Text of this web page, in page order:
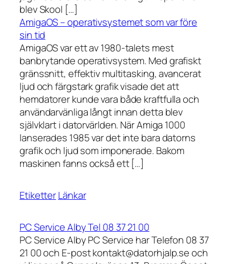
blev Skool […]
AmigaOS – operativsystemet som var före
sin tid
AmigaOS var ett av 1980-talets mest
banbrytande operativsystem. Med grafiskt
gränssnitt, effektiv multitasking, avancerat
ljud och färgstark grafik visade det att
hemdatorer kunde vara både kraftfulla och
användarvänliga långt innan detta blev
självklart i datorvärlden. När Amiga 1000
lanserades 1985 var det inte bara datorns
grafik och ljud som imponerade. Bakom
maskinen fanns också ett […]
EtiketterLänkar
PC Service Alby Tel 08 37 21 00
PC Service Alby PC Service har Telefon 08 37
21 00 och E-post kontakt@datorhjalp.se och